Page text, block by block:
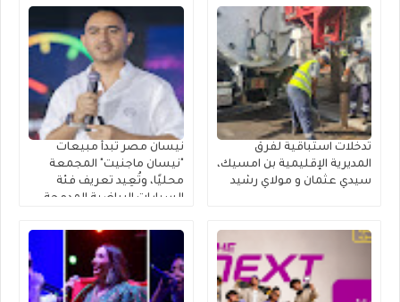
تدخلات استباقية لفرق
المديرية الإقليمية بن امسيك،
سيدي عثمان و مولاي رشيد
نيسان مصر تبدأ مبيعات
"نيسان ماجنيت" المجمعة
محليًا، وتُعِيد تعريف فئة
السيارات الرياضية المدمجة